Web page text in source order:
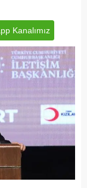
Kanalımız